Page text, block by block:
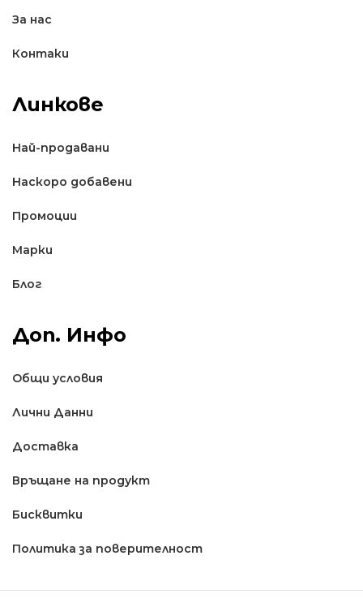
За нас
Контаки
Линкове
Най-продавани
Наскоро добавени
Промоции
Марки
Блог
Доп. Инфо
Общи условия
Лични Данни
Доставкa
Връщане на продукт
Бисквитки
Политика за поверителност